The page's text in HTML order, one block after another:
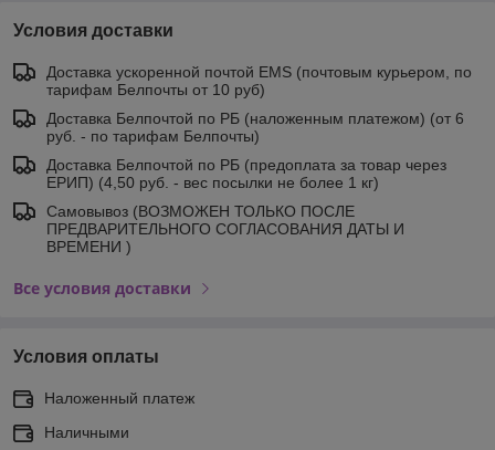
Условия доставки
Доставка ускоренной почтой EMS (почтовым курьером, по
тарифам Белпочты от 10 руб)
Доставка Белпочтой по РБ (наложенным платежом) (от 6
руб. - по тарифам Белпочты)
Доставка Белпочтой по РБ (предоплата за товар через
ЕРИП) (4,50 руб. - вес посылки не более 1 кг)
Самовывоз (ВОЗМОЖЕН ТОЛЬКО ПОСЛЕ
ПРЕДВАРИТЕЛЬНОГО СОГЛАСОВАНИЯ ДАТЫ И
ВРЕМЕНИ )
Все условия доставки
Условия оплаты
Наложенный платеж
Наличными